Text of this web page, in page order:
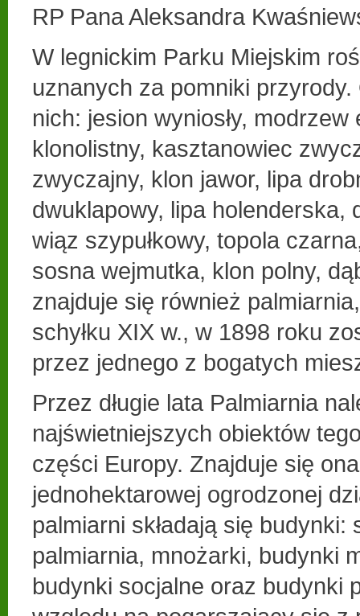
RP Pana Aleksandra
W legnickim Parku Miejskim
uznanych za pomniki
nich: jesion wyniosły,
klonolistny, kasztanowiec
zwyczajny, klon jawor, lipa
dwuklapowy, lipa holenderska,
wiąz szypułkowy, topola
sosna wejmutka, klon polny,
znajduje się również
schyłku XIX w., w 1898 roku
przez jednego z bogatych
Przez długie lata Palmiarnia
najświetniejszych obiektów
części Europy. Znajduje się
jednohektarowej ogrodzonej
palmiarni składają się budynki:
palmiarnia, mnożarki, budynki
budynki socjalne oraz budynki